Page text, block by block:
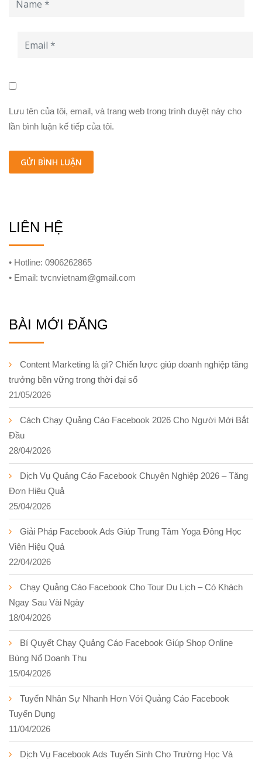
Lưu tên của tôi, email, và trang web trong trình duyệt này cho
lần bình luận kế tiếp của tôi.
LIÊN HỆ
• Hotline: 0906262865
• Email: tvcnvietnam@gmail.com
BÀI MỚI ĐĂNG
Content Marketing là gì? Chiến lược giúp doanh nghiệp tăng
trưởng bền vững trong thời đại số
21/05/2026
Cách Chạy Quảng Cáo Facebook 2026 Cho Người Mới Bắt
Đầu
28/04/2026
Dịch Vụ Quảng Cáo Facebook Chuyên Nghiệp 2026 – Tăng
Đơn Hiệu Quả
25/04/2026
Giải Pháp Facebook Ads Giúp Trung Tâm Yoga Đông Học
Viên Hiệu Quả
22/04/2026
Chạy Quảng Cáo Facebook Cho Tour Du Lịch – Có Khách
Ngay Sau Vài Ngày
18/04/2026
Bí Quyết Chạy Quảng Cáo Facebook Giúp Shop Online
Bùng Nổ Doanh Thu
15/04/2026
Tuyển Nhân Sự Nhanh Hơn Với Quảng Cáo Facebook
Tuyển Dụng
11/04/2026
Dịch Vụ Facebook Ads Tuyển Sinh Cho Trường Học Và